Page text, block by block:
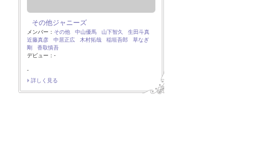
その他ジャニーズ
メンバー： その他 中山優馬 山下智久
生田斗真
近藤真彦
中居正広 木村拓哉 稲垣吾郎
草なぎ
剛
香取慎吾
デビュー：-
-
詳しく見る